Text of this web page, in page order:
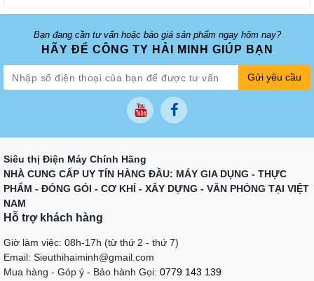
Bạn đang cần tư vấn hoặc báo giá sản phẩm ngay hôm nay?
HÃY ĐỂ CÔNG TY HẢI MINH GIÚP BẠN
Gửi yêu cầu
Siêu thị Điện Máy Chính Hãng
NHÀ CUNG CẤP UY TÍN HÀNG ĐẦU: MÁY GIA DỤNG - THỰC
PHẨM - ĐÓNG GÓI - CƠ KHÍ - XÂY DỰNG - VĂN PHÒNG TẠI VIỆT
NAM
Hỗ trợ khách hàng
Giờ làm việc: 08h-17h (từ thứ 2 - thứ 7)
Email: Sieuthihaiminh@gmail.com
Mua hàng - Góp ý - Bảo hành Gọi: 0779 143 139